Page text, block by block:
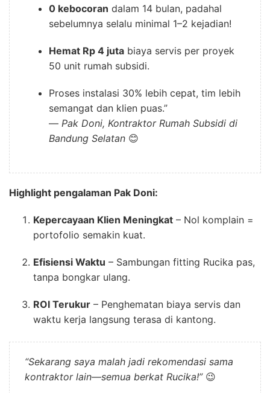
0 kebocoran dalam 14 bulan, padahal
sebelumnya selalu minimal 1–2 kejadian!
Hemat Rp 4 juta biaya servis per proyek
50 unit rumah subsidi.
Proses instalasi 30% lebih cepat, tim lebih
semangat dan klien puas.”
— Pak Doni, Kontraktor Rumah Subsidi di
Bandung Selatan 😊
Highlight pengalaman Pak Doni:
Kepercayaan Klien Meningkat – Nol komplain =
portofolio semakin kuat.
Efisiensi Waktu – Sambungan fitting Rucika pas,
tanpa bongkar ulang.
ROI Terukur – Penghematan biaya servis dan
waktu kerja langsung terasa di kantong.
“Sekarang saya malah jadi rekomendasi sama
kontraktor lain—semua berkat Rucika!”😉